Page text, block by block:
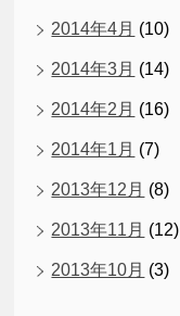
2014年4月 (10)
2014年3月 (14)
2014年2月 (16)
2014年1月 (7)
2013年12月 (8)
2013年11月 (12)
2013年10月 (3)